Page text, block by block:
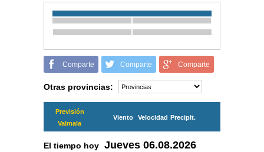
Comparte Comparte Comparte
Otras provincias:
Previsión
Valmala
Viento Velocidad Precipit.
El tiempo hoy Jueves 06.08.2026